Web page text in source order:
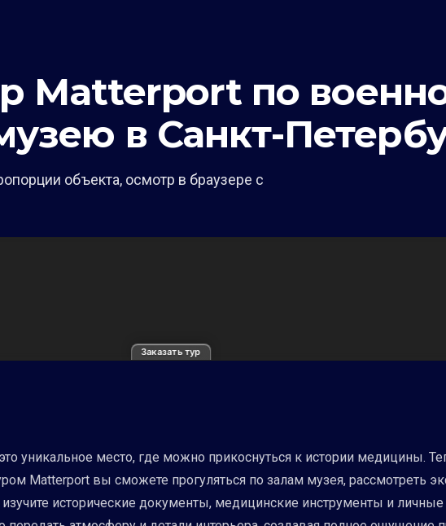
Matterport по
в Санкт-
объекта, осмотр в браузере с
Заказать тур
уникальное место, где можно прикоснуться к истории медицины.
Matterport вы сможете прогуляться по залам музея, рассмотреть
исторические документы, медицинские инструменты и